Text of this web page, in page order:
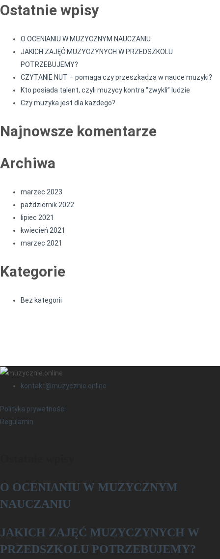
Ostatnie wpisy
O OCENIANIU W MUZYCZNYM NAUCZANIU
­­JAKICH ZAJĘĆ MUZYCZYNYCH W PRZEDSZKOLU
POTRZEBUJEMY?
CZYTANIE NUT – pomaga czy przeszkadza w nauce muzyki?
Kto posiada talent, czyli muzycy kontra “zwykli” ludzie
Czy muzyka jest dla każdego?
Najnowsze komentarze
Archiwa
marzec 2023
październik 2022
lipiec 2021
kwiecień 2021
marzec 2021
Kategorie
Bez kategorii
kontakt@muzycznie.online
Polityka prywatności
Regulamin
O OCENIANIU W MUZYCZNYM
NAUCZANIU
­­JAKICH ZAJĘĆ MUZYCZYNYCH W
PRZEDSZKOLU POTRZEBUJEMY?